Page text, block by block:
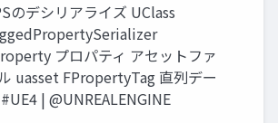
のデシリアライズ UClass
プロパティ アセットファ
uasset FPropertyTag 直列デー
| @UNREALENGINE